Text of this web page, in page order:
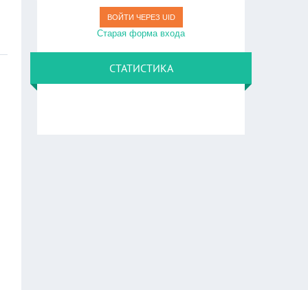
ВОЙТИ ЧЕРЕЗ UID
Старая форма входа
СТАТИСТИКА